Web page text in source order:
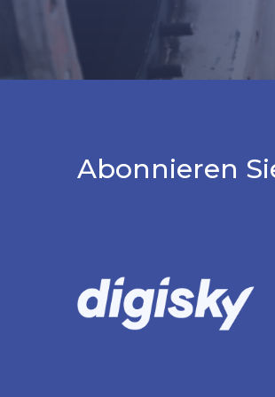
Abonnieren